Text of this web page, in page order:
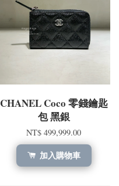
CHANEL Coco 零錢鑰匙
包 黑銀
NT$ 499,999.00
加入購物車